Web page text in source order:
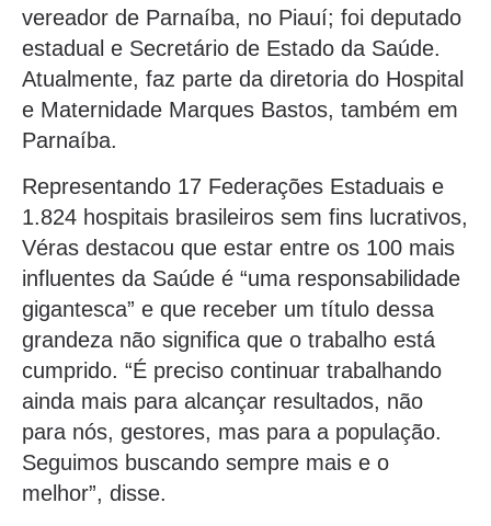
vereador de Parnaíba, no Piauí; foi deputado
estadual e Secretário de Estado da Saúde.
Atualmente, faz parte da diretoria do Hospital
e Maternidade Marques Bastos, também em
Parnaíba.
Representando 17 Federações Estaduais e
1.824 hospitais brasileiros sem fins lucrativos,
Véras destacou que estar entre os 100 mais
influentes da Saúde é “uma responsabilidade
gigantesca” e que receber um título dessa
grandeza não significa que o trabalho está
cumprido. “É preciso continuar trabalhando
ainda mais para alcançar resultados, não
para nós, gestores, mas para a população.
Seguimos buscando sempre mais e o
melhor”, disse.